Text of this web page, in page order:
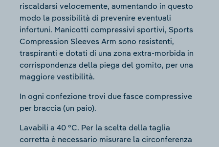
riscaldarsi velocemente, aumentando in questo
modo la possibilità di prevenire eventuali
infortuni. Manicotti compressivi sportivi, Sports
Compression Sleeves Arm sono resistenti,
traspiranti e dotati di una zona extra-morbida in
corrispondenza della piega del gomito, per una
maggiore vestibilità.
In ogni confezione trovi due fasce compressive
per braccia (un paio).
Lavabili a 40 °C. Per la scelta della taglia
corretta è necessario misurare la circonferenza